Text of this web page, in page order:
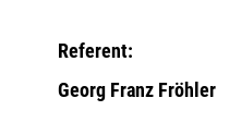
Referent:
Georg Franz Fröhler